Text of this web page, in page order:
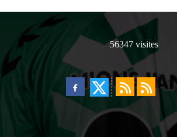
56347 visites